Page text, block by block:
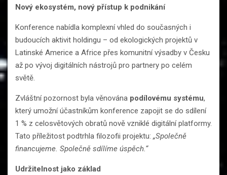
Nový ekosystém, nový přístup k podnikání
Konference nabídla komplexní vhled do současných i
budoucích aktivit holdingu – od ekologických projektů v
Latinské Americe a Africe přes komunitní výsadby v Česku
až po vývoj digitálních nástrojů pro partnery po celém
světě.
Zvláštní pozornost byla věnována podílovému systému,
který umožní účastníkům konference zapojit se do sdílení
1 % z celosvětových obratů nově vzniklé digitální platformy.
Tato příležitost podtrhla filozofii projektu: „Společně
financujeme. Společně sdílíme úspěch.“
Udržitelnost jako základ